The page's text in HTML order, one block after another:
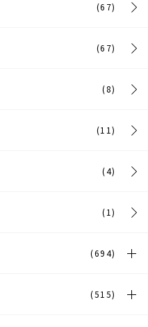
(67)
(67)
(8)
(11)
(4)
(1)
(694)
(515)